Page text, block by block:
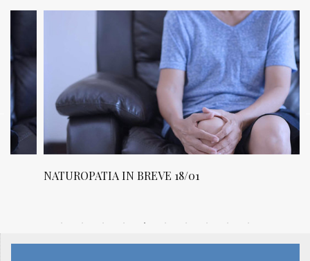
NATUROPATIA IN BREVE 18/01